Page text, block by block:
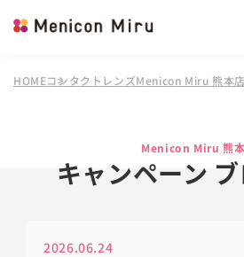
HOMEコンタクトレンズMenicon Miru 熊本店
Menicon Miru 熊
キャンペーン
2026.06.24